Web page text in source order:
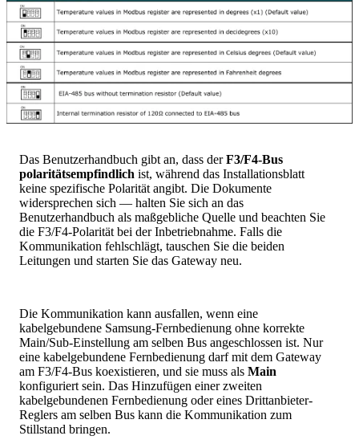
Das Benutzerhandbuch gibt an, dass derF3/F4-Bus
polaritätsempfindlich ist, während das Installationsblatt
keine spezifische Polarität angibt. Die Dokumente
widersprechen sich — halten Sie sich an das
Benutzerhandbuch als maßgebliche Quelle und beachten Sie
die F3/F4-Polarität bei der Inbetriebnahme. Falls die
Kommunikation fehlschlägt, tauschen Sie die beiden
Leitungen und starten Sie das Gateway neu.
Die Kommunikation kann ausfallen, wenn eine
kabelgebundene Samsung-Fernbedienung ohne korrekte
Main/Sub-Einstellung am selben Bus angeschlossen ist. Nur
eine kabelgebundene Fernbedienung darf mit dem Gateway
am F3/F4-Bus koexistieren, und sie muss als Main
konfiguriert sein. Das Hinzufügen einer zweiten
kabelgebundenen Fernbedienung oder eines Drittanbieter-
Reglers am selben Bus kann die Kommunikation zum
Stillstand bringen.